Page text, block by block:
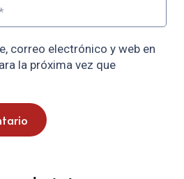
correo electrónico y web en
la próxima vez que